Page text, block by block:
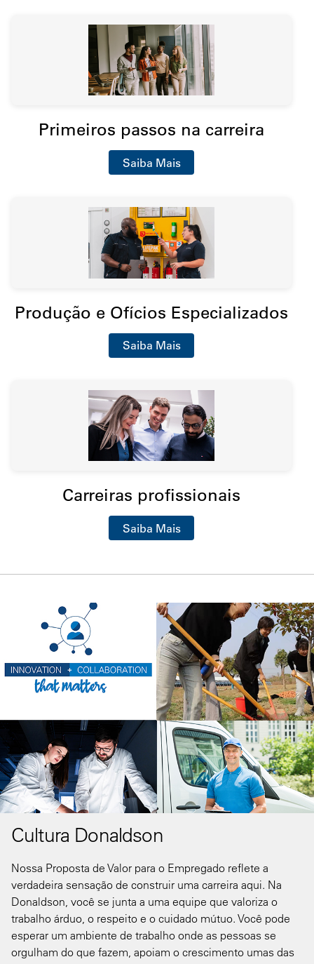
Primeiros passos na carreira
Saiba Mais
Produção e Ofícios Especializados
Saiba Mais
Carreiras profissionais
Saiba Mais
Cultura Donaldson
Nossa Proposta de Valor para o Empregado reflete a
verdadeira sensação de construir uma carreira aqui. Na
Donaldson, você se junta a uma equipe que valoriza o
trabalho árduo, o respeito e o cuidado mútuo. Você pode
esperar um ambiente de trabalho onde as pessoas se
orgulham do que fazem, apoiam o crescimento umas das